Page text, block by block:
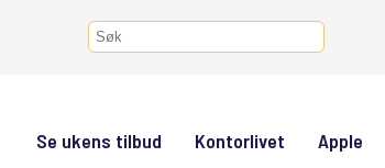
Se ukens tilbud Kontorlivet Apple